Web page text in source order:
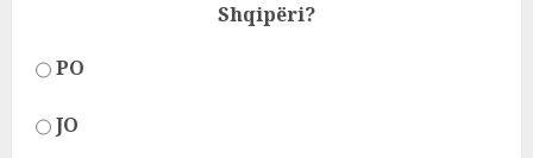
Shqipëri?
PO
JO